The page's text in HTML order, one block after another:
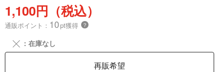
1,100円（税込）
通販ポイント： 10pt獲得 ？
╳ ：在庫なし
再販希望